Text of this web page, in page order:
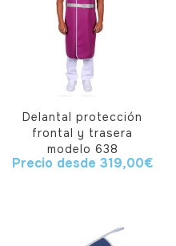
Delantal protección
frontal y trasera
modelo 638
Precio desde 319,00€